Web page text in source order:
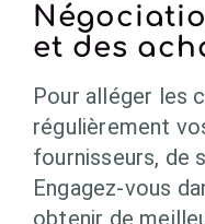
et des
Pour alléger les
régulièrement
fournisseurs, de
Engagez-vous